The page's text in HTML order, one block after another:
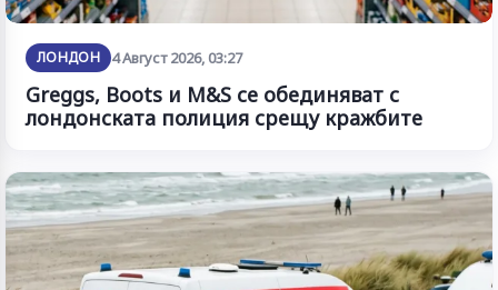
ЛОНДОН 4 Август 2026, 03:27
Greggs, Boots и M&S се обединяват с
лондонската полиция срещу кражбите